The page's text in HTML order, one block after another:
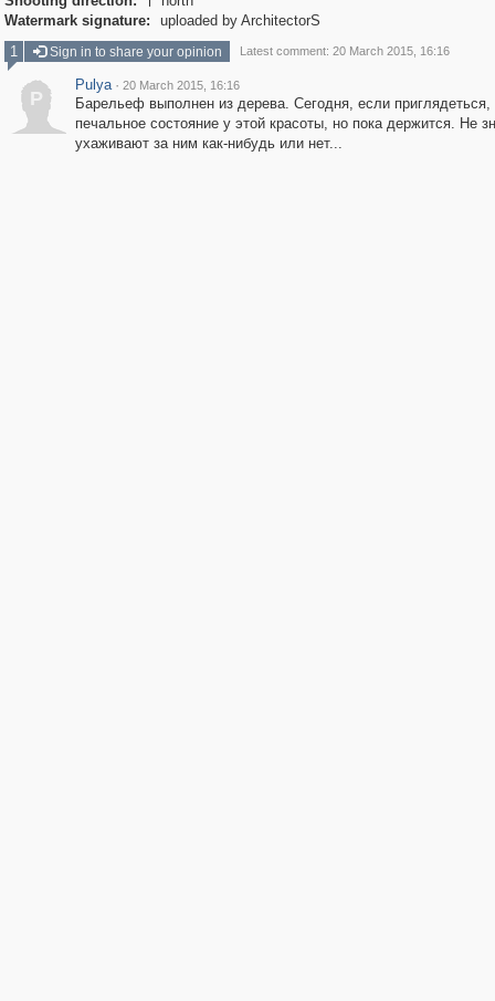
Watermark signature:
uploaded by ArchitectorS
1
Sign in to share your opinion Latest comment: 20 March 2015, 16:16
P
Pulya · 20 March 2015, 16:16
Барельеф выполнен из дерева. Сегодня, если приглядеться,
печальное состояние у этой красоты, но пока держится. Не
ухаживают за ним как-нибудь или нет...